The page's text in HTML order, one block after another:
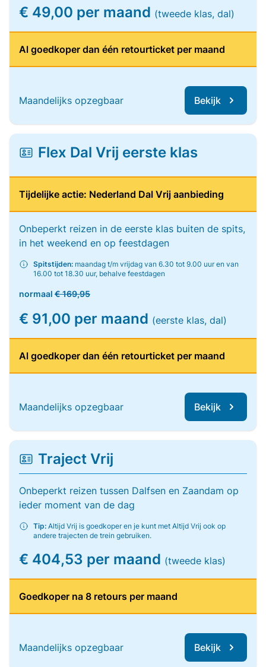
€ 49,00 per maand (tweede klas, dal)
Al goedkoper dan één retourticket per maand
Maandelijks opzegbaar Bekijk
Flex Dal Vrij eerste klas
Tijdelijke actie: Nederland Dal Vrij aanbieding
Onbeperkt reizen in de eerste klas buiten de spits,
in het weekend en op feestdagen
Spitstijden: maandag t/m vrijdag van 6.30 tot 9.00 uur en van
16.00 tot 18.30 uur, behalve feestdagen
normaal € 169,95
€ 91,00 per maand (eerste klas, dal)
Al goedkoper dan één retourticket per maand
Maandelijks opzegbaar Bekijk
Traject Vrij
Onbeperkt reizen tussen Dalfsen en Zaandam op
ieder moment van de dag
Tip: Altijd Vrij is goedkoper en je kunt met Altijd Vrij ook op
andere trajecten de trein gebruiken.
€ 404,53 per maand (tweede klas)
Goedkoper na 8 retours per maand
Maandelijks opzegbaar Bekijk